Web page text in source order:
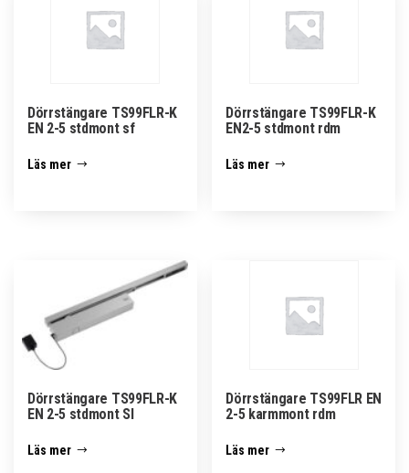
Dörrstängare TS99FLR-K
EN 2-5 stdmont sf
Läs mer
Dörrstängare TS99FLR-K
EN2-5 stdmont rdm
Läs mer
Dörrstängare TS99FLR-K
EN 2-5 stdmont SI
Läs mer
Dörrstängare TS99FLR EN
2-5 karmmont rdm
Läs mer